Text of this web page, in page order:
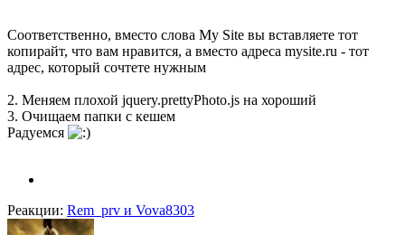
Соответственно, вместо слова My Site вы вставляете тот
копирайт, что вам нравится, а вместо адреса mysite.ru - тот
адрес, который сочтете нужным
2. Меняем плохой jquery.prettyPhoto.js на хороший
3. Очищаем папки с кешем
Радуемся
Реакции: Rem_prv и Vova8303